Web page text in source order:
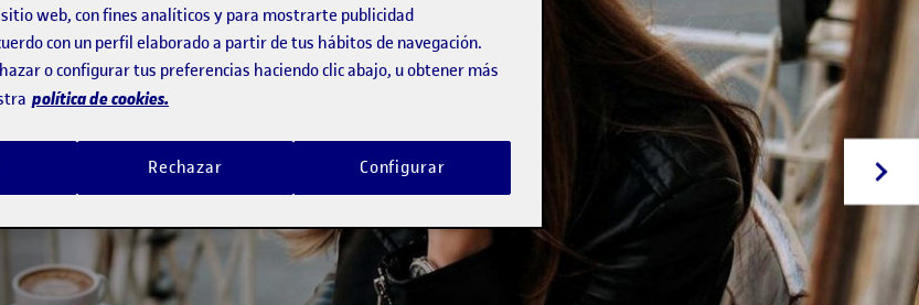
¡Te
web, con fines analíticos y para mostrarte publicidad
con un perfil elaborado a partir de tus hábitos de navegación.
o configurar tus preferencias haciendo clic abajo, u obtener más
política de cookies.
Rechazar Configurar